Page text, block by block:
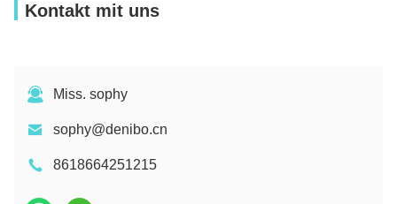
Kontakt mit uns
Miss. sophy
sophy@denibo.cn
8618664251215